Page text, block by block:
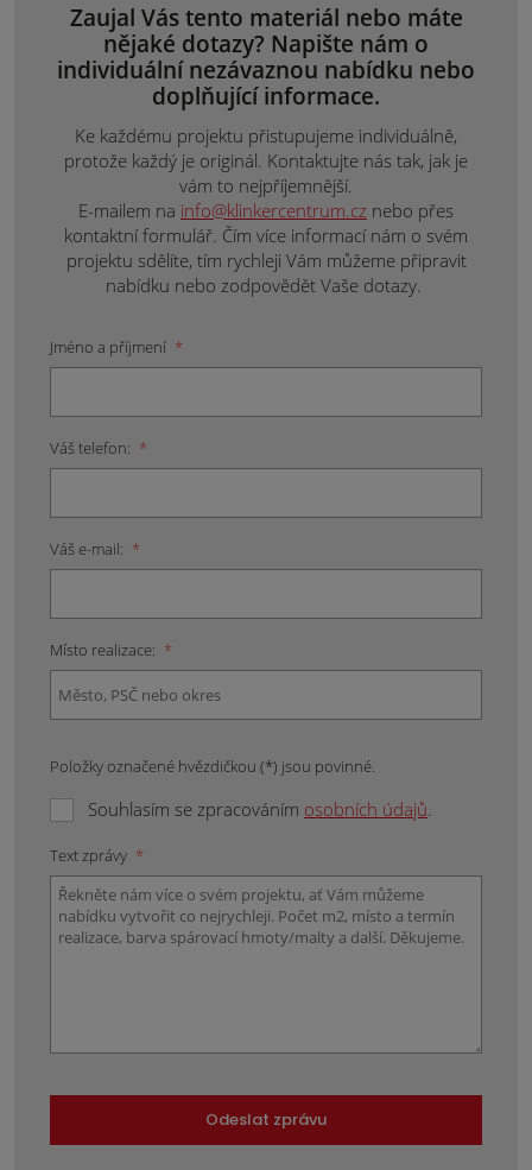
Zaujal Vás tento materiál nebo máte
nějaké dotazy? Napište nám o
individuální nezávaznou nabídku nebo
doplňující informace.
Ke každému projektu přistupujeme individuálně,
protože každý je originál. Kontaktujte nás tak, jak je
vám to nejpříjemnější.
E-mailem na info@klinkercentrum.cz nebo přes
kontaktní formulář. Čím více informací nám o svém
projektu sdělíte, tím rychleji Vám můžeme připravit
nabídku nebo zodpovědět Vaše dotazy.
Jméno a příjmení *
Váš telefon: *
Váš e-mail: *
Místo realizace: *
Položky označené hvězdičkou (*) jsou povinné.
Souhlasím se zpracováním osobních údajů.
Text zprávy *
Odeslat zprávu